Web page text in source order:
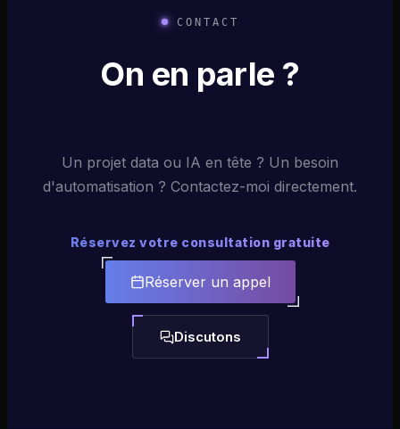
CONTACT
On en parle ?
Un projet data ou IA en tête ? Un besoin
d'automatisation ? Contactez-moi directement.
Réservez votre consultation gratuite
Réserver un appel
Discutons